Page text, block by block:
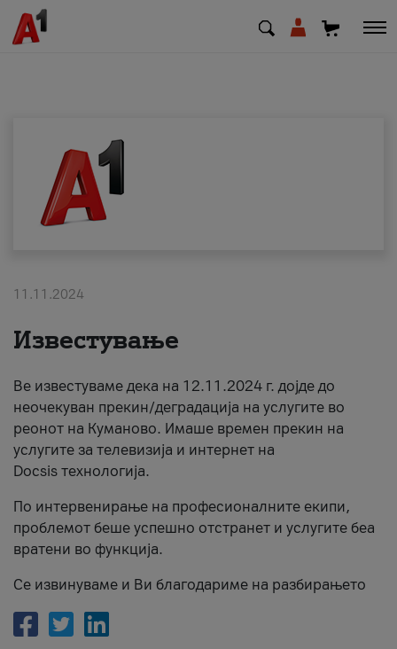
EN
Надополни кредит
Плати сметка
За нас
#ПодобарОнлајн
11.11.2024
Известување
Ве известуваме дека на 12.11.2024 г. дојде до
неочекуван прекин/деградација на услугите во
реонот на Куманово. Имаше времен прекин на
услугите за телевизија и интернет на
Docsis технологија.
По интервенирање на професионалните екипи,
проблемот беше успешно отстранет и услугите беа
вратени во функција.
Се извинуваме и Ви благодариме на разбирањето